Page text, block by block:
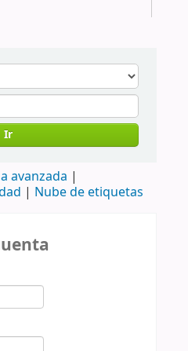
Ir
avanzada
Nube de etiquetas